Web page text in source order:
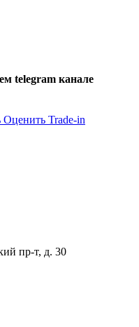
telegram канале
Оценить Trade-in
пр-т, д. 30